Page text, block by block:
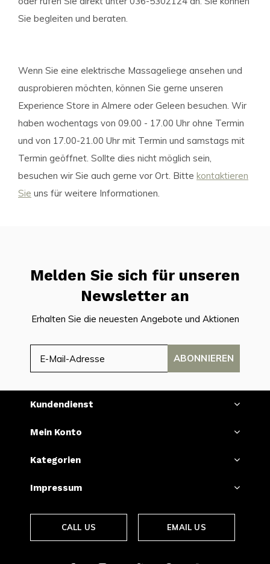
Sie begleiten und beraten.
Wenn Sie eine elektrische Massageliege ansehen und
ausprobieren möchten, können Sie gerne unseren
Experience Store in Almere oder Geleen besuchen. Wir
haben wochentags von 09.00 - 17.00 Uhr ohne Termin
und von 17.00-21.00 Uhr mit Termin und samstags mit
Termin geöffnet. Sollte dies nicht möglich sein,
besuchen wir Sie auch gerne vor Ort. Bitte kontaktieren
Sie uns für weitere Informationen.
Melden Sie sich für unseren
Newsletter an
Erhalten Sie die neuesten Angebote und Aktionen
ABONNIEREN
Kundendienst
Mein Konto
Kategorien
Impressum
CALL US EMAIL US